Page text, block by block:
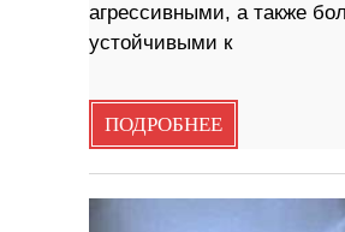
агрессивными, а также
устойчивыми к
ПОДРОБНЕЕ